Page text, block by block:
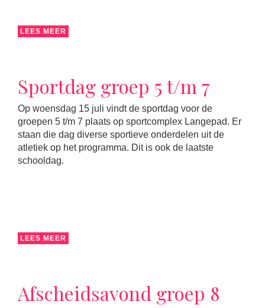
LEES MEER
Sportdag groep 5 t/m 7
Op woensdag 15 juli vindt de sportdag voor de
groepen 5 t/m 7 plaats op sportcomplex Langepad. Er
staan die dag diverse sportieve onderdelen uit de
atletiek op het programma. Dit is ook de laatste
schooldag.
LEES MEER
Afscheidsavond groep 8